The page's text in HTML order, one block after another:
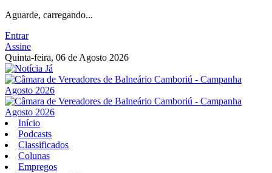
Aguarde, carregando...
Entrar
Assine
Quinta-feira, 06 de Agosto 2026
Início
Podcasts
Classificados
Colunas
Empregos